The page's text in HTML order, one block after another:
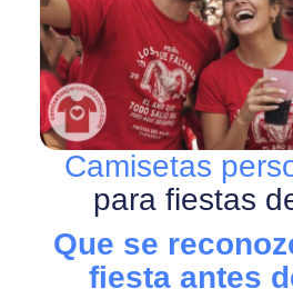
Camisetas
para fiestas
Que se
fiesta antes